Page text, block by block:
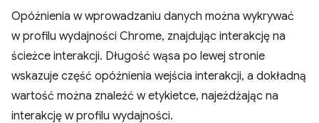
Opóźnienia w wprowadzaniu danych można wykrywać
w profilu wydajności Chrome, znajdując interakcję na
ścieżce interakcji. Długość wąsa po lewej stronie
wskazuje część opóźnienia wejścia interakcji, a dokładną
wartość można znaleźć w etykietce, najeżdżając na
interakcję w profilu wydajności.